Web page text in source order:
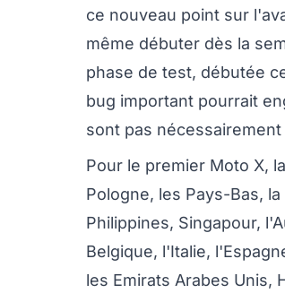
ce nouveau point sur
même débuter dès la
phase de test, débutée
bug important pourrait
sont pas
Pour le premier Moto X,
Pologne, les Pays-Bas,
Philippines, Singapour,
Belgique, l'Italie,
les Emirats Arabes Unis,